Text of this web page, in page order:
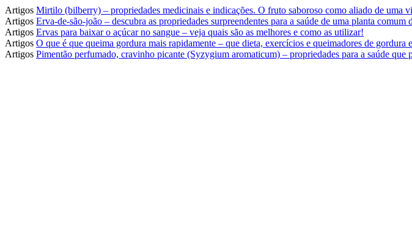
Artigos Mirtilo (bilberry) – propriedades medicinais e indicações. O fruto saboroso como aliado de uma
Artigos Erva-de-são-joão – descubra as propriedades surpreendentes para a saúde de uma planta comum
Artigos Ervas para baixar o açúcar no sangue – veja quais são as melhores e como as utilizar!
Artigos O que é que queima gordura mais rapidamente – que dieta, exercícios e queimadores de gordura
Artigos Pimentão perfumado, cravinho picante (Syzygium aromaticum) – propriedades para a saúde que